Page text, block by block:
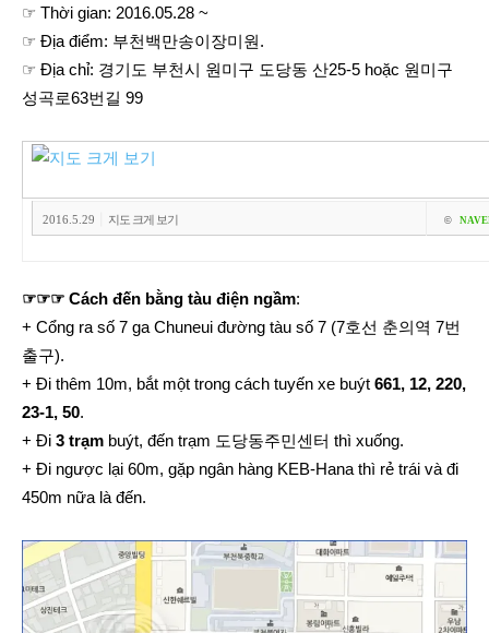
☞ Thời gian: 2016.05.28 ~
☞ Địa điểm: 부천백만송이장미원.
☞ Địa chỉ: 경기도 부천시 원미구 도당동 산25-5 hoặc 원미구
성곡로63번길 99
2016.5.29 지도 크게 보기 ©
☞☞☞ Cách đến bằng tàu điện ngầm:
+ Cổng ra số 7 ga Chuneui đường tàu số 7 (7호선 춘의역 7번
출구).
+ Đi thêm 10m, bắt một trong cách tuyến xe buýt 661, 12, 220,
23-1, 50.
+ Đi 3 trạm buýt, đến trạm 도당동주민센터 thì xuống.
+ Đi ngược lại 60m, gặp ngân hàng KEB-Hana thì rẻ trái và đi
450m nữa là đến.